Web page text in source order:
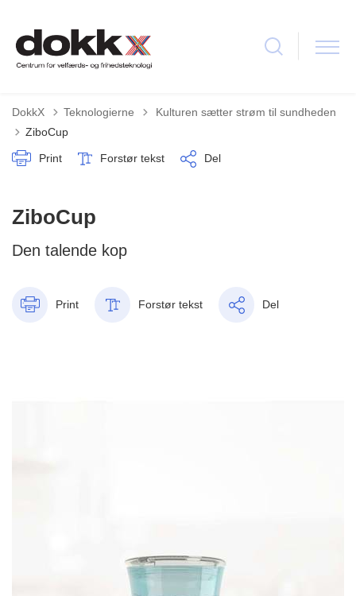
DokkX Teknologierne Tilbage til
Kulturen sætter strøm til sundheden
ZiboCup
Print Forstør tekst Del
ZiboCup
Den talende kop
Print Forstør tekst Del